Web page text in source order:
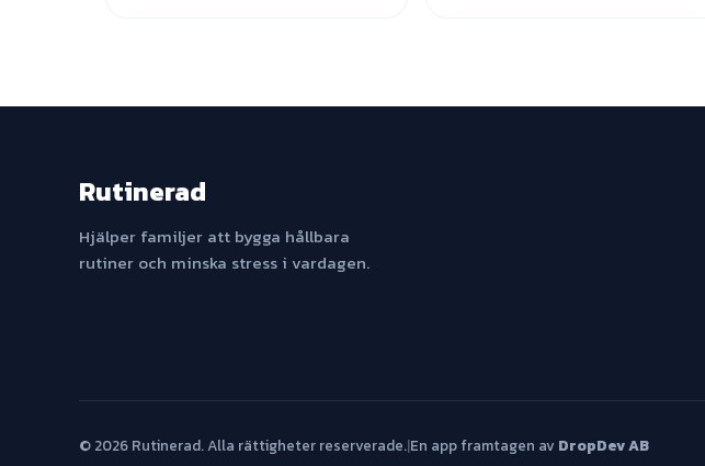
Rutinerad
Hjälper familjer att bygga hållbara
rutiner och minska stress i vardagen.
© 2026 Rutinerad. Alla rättigheter reserverade.|En app framtagen av DropDev AB